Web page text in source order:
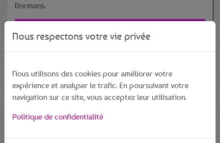
Dormans.
06 77 43 24 99
Nous respectons votre vie privée
Nous utilisons des cookies pour améliorer votre
expérience et analyser le trafic. En poursuivant votre
navigation sur ce site, vous acceptez leur utilisation.
Politique de confidentialité